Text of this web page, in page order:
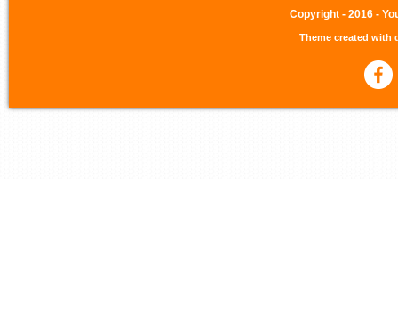
Copyright - 2016 -
Theme created with